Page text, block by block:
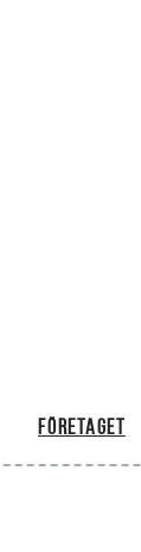
Företaget